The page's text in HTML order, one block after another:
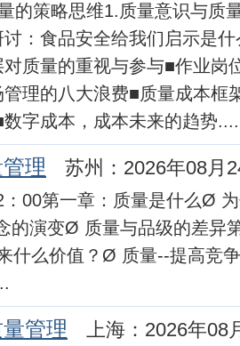
的策略思维1.质量意识与质
：食品安全给我们启示是
质量的重视与参与■作业岗
理的八大浪费■质量成本框
字成本，成本未来的趋势
理 苏州：2026年08月
：00第一章：质量是什么Ø
的演变Ø 质量与品级的差异
什么价值？Ø 质量--提高竞
管理 上海：2026年08